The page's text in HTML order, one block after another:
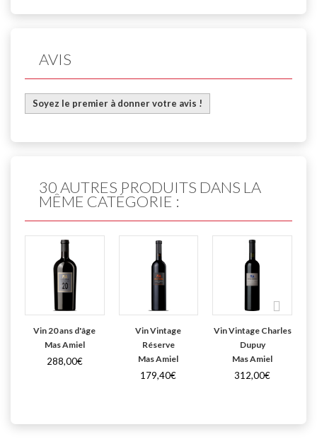
AVIS
Soyez le premier à donner votre avis !
30 AUTRES PRODUITS DANS LA
MÊME CATÉGORIE :
Vin 20 ans d'âge
Mas Amiel
288,00€
Vin Vintage
Réserve
Mas Amiel
179,40€
Vin Vintage Charles
Dupuy
Mas Amiel
312,00€